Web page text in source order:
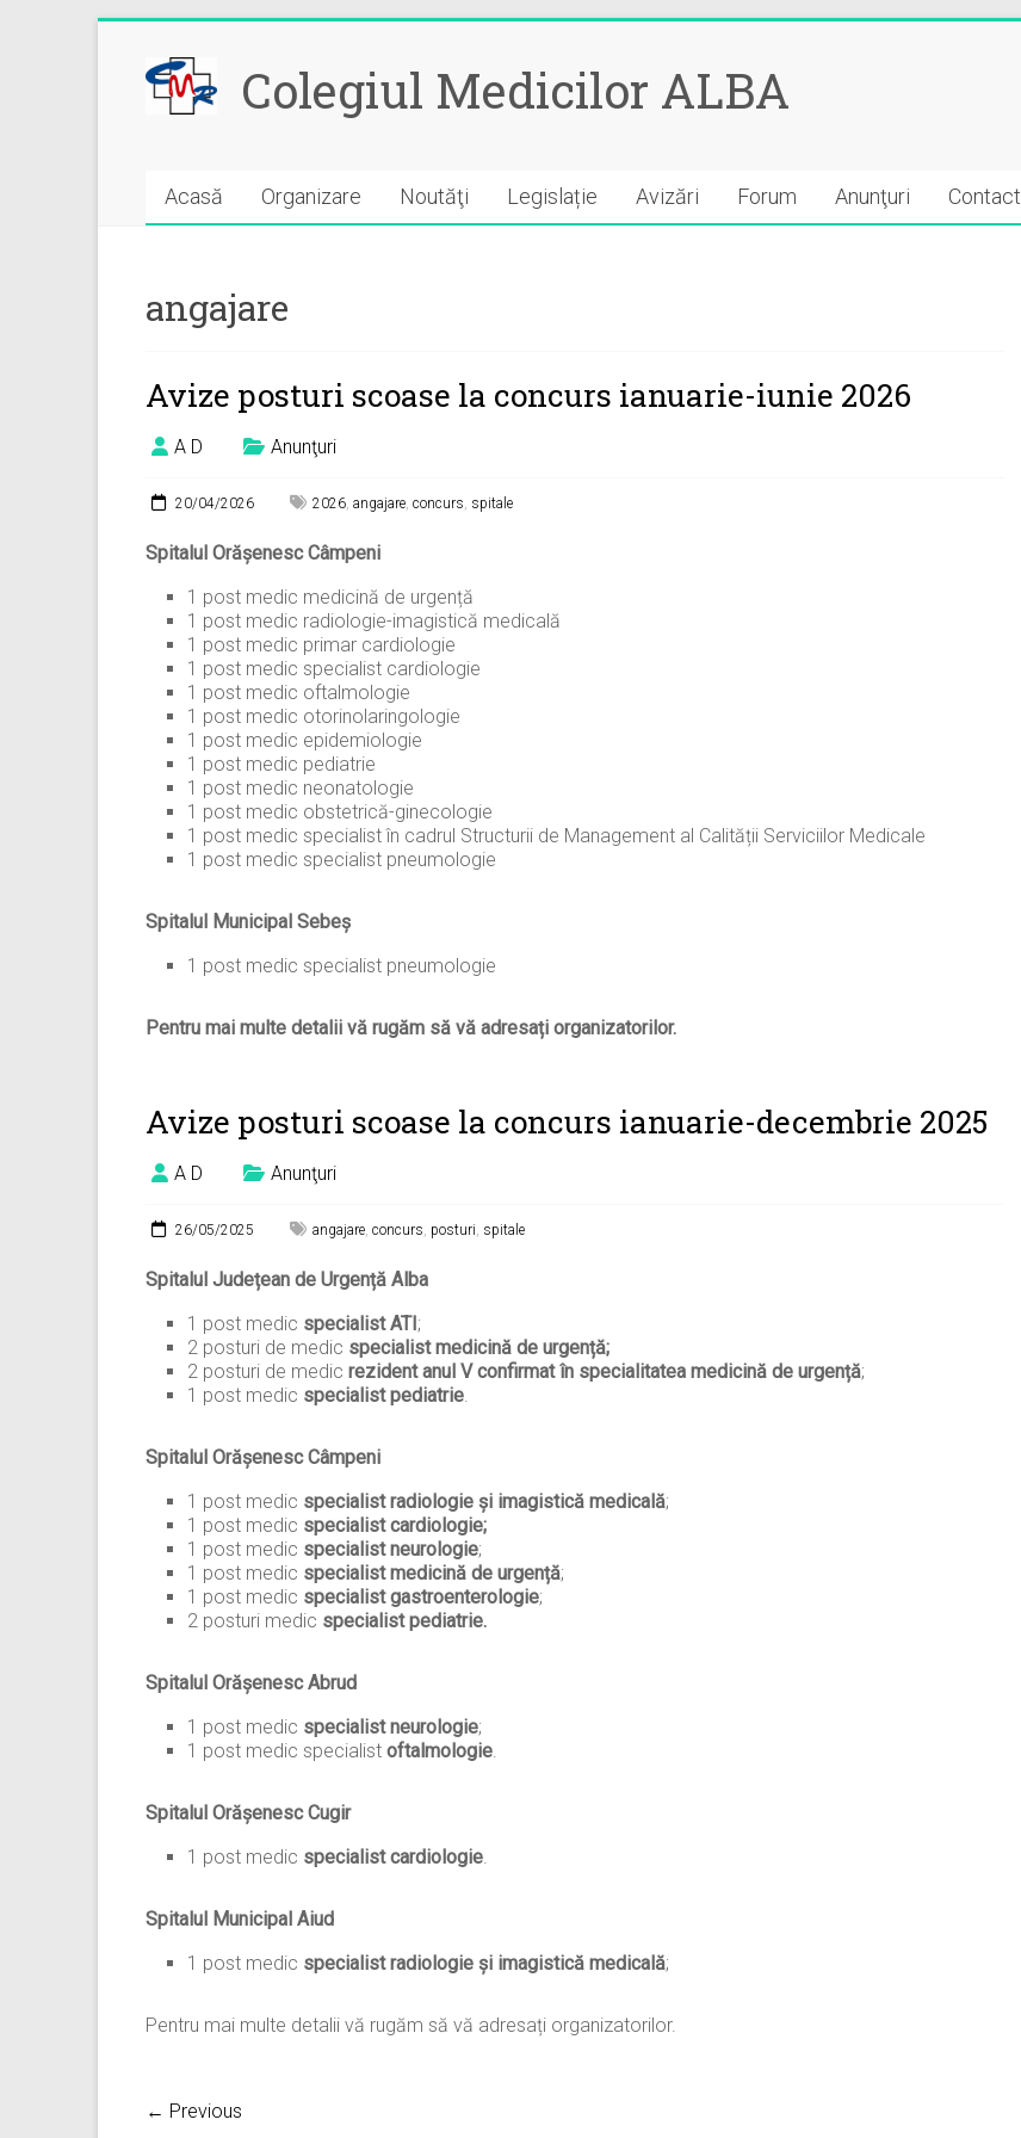
content
Colegiul Medicilor ALBA
Acasă Organizare Noutăţi Legislație Avizări Forum Anunţuri Contact
angajare
Avize posturi scoase la concurs ianuarie-iunie 2026
A D Anunţuri
20/04/2026 2026, angajare, concurs, spitale
Spitalul Orășenesc Câmpeni
1 post medic medicină de urgență
1 post medic radiologie-imagistică medicală
1 post medic primar cardiologie
1 post medic specialist cardiologie
1 post medic oftalmologie
1 post medic otorinolaringologie
1 post medic epidemiologie
1 post medic pediatrie
1 post medic neonatologie
1 post medic obstetrică-ginecologie
1 post medic specialist în cadrul Structurii de Management al Calității Serviciilor Medicale
1 post medic specialist pneumologie
Spitalul Municipal Sebeș
1 post medic specialist pneumologie
Pentru mai multe detalii vă rugăm să vă adresați organizatorilor.
Avize posturi scoase la concurs ianuarie-decembrie 2025
A D Anunţuri
26/05/2025 angajare, concurs, posturi, spitale
Spitalul Județean de Urgență Alba
1 post medic specialist ATI;
2 posturi de medic specialist medicină de urgență;
2 posturi de medic rezident anul V confirmat în specialitatea medicină de urgență;
1 post medic specialist pediatrie.
Spitalul Orășenesc Câmpeni
1 post medic specialist radiologie și imagistică medicală;
1 post medic specialist cardiologie;
1 post medic specialist neurologie;
1 post medic specialist medicină de urgență;
1 post medic specialist gastroenterologie;
2 posturi medic specialist pediatrie.
Spitalul Orășenesc Abrud
1 post medic specialist neurologie;
1 post medic specialist oftalmologie.
Spitalul Orășenesc Cugir
1 post medic specialist cardiologie.
Spitalul Municipal Aiud
1 post medic specialist radiologie și imagistică medicală;
Pentru mai multe detalii vă rugăm să vă adresați organizatorilor.
← Previous